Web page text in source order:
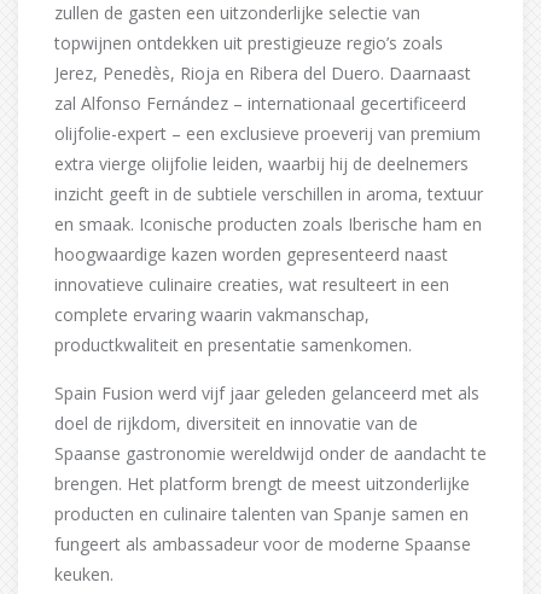
zullen de gasten een uitzonderlijke selectie van
topwijnen ontdekken uit prestigieuze regio’s zoals
Jerez, Penedès, Rioja en Ribera del Duero. Daarnaast
zal Alfonso Fernández – internationaal gecertificeerd
olijfolie-expert – een exclusieve proeverij van premium
extra vierge olijfolie leiden, waarbij hij de deelnemers
inzicht geeft in de subtiele verschillen in aroma, textuur
en smaak. Iconische producten zoals Iberische ham en
hoogwaardige kazen worden gepresenteerd naast
innovatieve culinaire creaties, wat resulteert in een
complete ervaring waarin vakmanschap,
productkwaliteit en presentatie samenkomen.
Spain Fusion werd vijf jaar geleden gelanceerd met als
doel de rijkdom, diversiteit en innovatie van de
Spaanse gastronomie wereldwijd onder de aandacht te
brengen. Het platform brengt de meest uitzonderlijke
producten en culinaire talenten van Spanje samen en
fungeert als ambassadeur voor de moderne Spaanse
keuken.